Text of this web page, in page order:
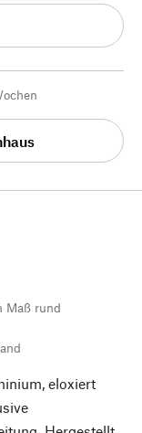
Maß rund
eloxiert